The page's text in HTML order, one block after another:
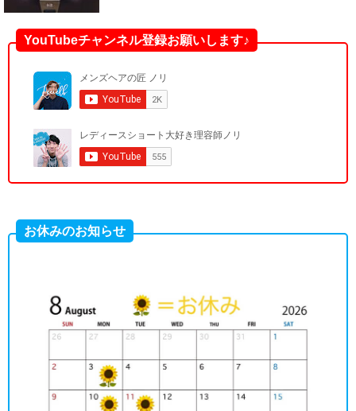
YouTubeチャンネル登録お願いします♪
お休みのお知らせ